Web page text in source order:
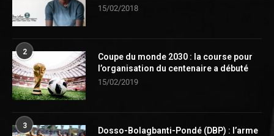
15/02/2018
2
Coupe du monde 2030 : la course pour
l’organisation du centenaire a débuté
15/02/2019
3
Dosso-Bolagbanti-Pondé (DBP) : l’arme